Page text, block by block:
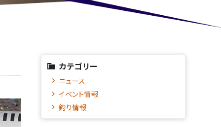
カテゴリー
ニュース
イベント情報
釣り情報